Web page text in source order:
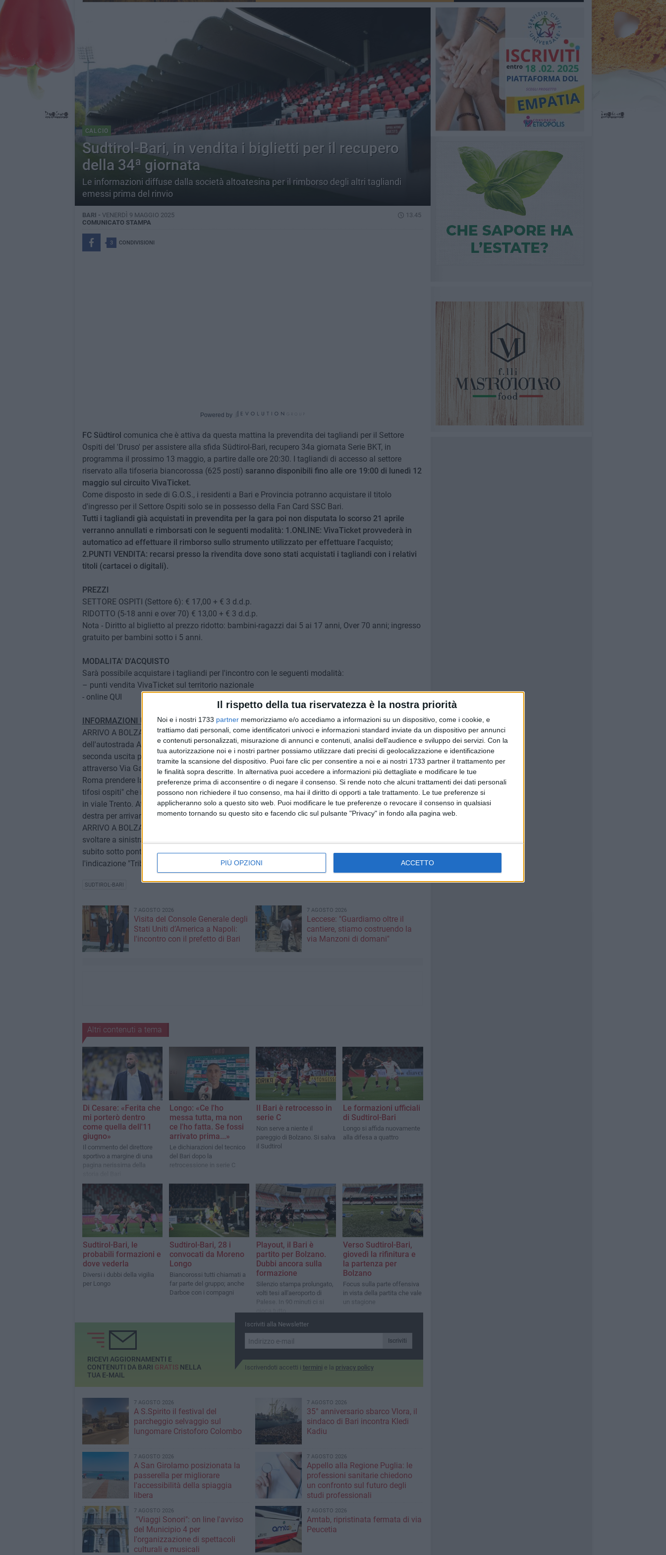
Il rispetto della tua riservatezza è la nostra priorità
Noi e i nostri 1733 partner memorizziamo e/o accediamo a informazioni su un dispositivo, come i cookie, e
trattiamo dati personali, come identificatori univoci e informazioni standard inviate da un dispositivo per annunci
e contenuti personalizzati, misurazione di annunci e contenuti, analisi dell'audience e sviluppo dei servizi. Con la
tua autorizzazione noi e i nostri partner possiamo utilizzare dati precisi di geolocalizzazione e identificazione
tramite la scansione del dispositivo. Puoi fare clic per consentire a noi e ai nostri 1733 partner il trattamento per
le finalità sopra descritte. In alternativa puoi accedere a informazioni più dettagliate e modificare le tue
preferenze prima di acconsentire o di negare il consenso. Si rende noto che alcuni trattamenti dei dati personali
possono non richiedere il tuo consenso, ma hai il diritto di opporti a tale trattamento. Le tue preferenze si
applicheranno solo a questo sito web. Puoi modificare le tue preferenze o revocare il consenso in qualsiasi
momento tornando su questo sito e facendo clic sul pulsante "Privacy" in fondo alla pagina web.
PIÙ OPZIONI ACCETTO
CALCIO
Sudtirol-Bari, in vendita i biglietti per il recupero
della 34ª giornata
Le informazioni diffuse dalla società altoatesina per il rimborso degli altri tagliandi
emessi prima del rinvio
BARI - VENERDÌ 9 MAGGIO 2025
13.45
COMUNICATO STAMPA
3 CONDIVISIONI
Powered by
FC Südtirol comunica che è attiva da questa mattina la prevendita dei tagliandi per il Settore
Ospiti del 'Druso' per assistere alla sfida Südtirol-Bari, recupero 34a giornata Serie BKT, in
programma il prossimo 13 maggio, a partire dalle ore 20:30. I tagliandi di accesso al settore
riservato alla tifoseria biancorossa (625 posti) saranno disponibili fino alle ore 19:00 di lunedì 12
maggio sul circuito VivaTicket.
Come disposto in sede di G.O.S., i residenti a Bari e Provincia potranno acquistare il titolo
d'ingresso per il Settore Ospiti solo se in possesso della Fan Card SSC Bari.
Tutti i tagliandi già acquistati in prevendita per la gara poi non disputata lo scorso 21 aprile
verranno annullati e rimborsati con le seguenti modalità: 1.ONLINE: VivaTicket provvederà in
automatico ad effettuare il rimborso sullo strumento utilizzato per effettuare l'acquisto;
2.PUNTI VENDITA: recarsi presso la rivendita dove sono stati acquistati i tagliandi con i relativi
titoli (cartacei o digitali).
PREZZI
SETTORE OSPITI (Settore 6): € 17,00 + € 3 d.d.p.
RIDOTTO (5-18 anni e over 70) € 13,00 + € 3 d.d.p.
Nota - Diritto al biglietto al prezzo ridotto: bambini-ragazzi dai 5 ai 17 anni, Over 70 anni; ingresso
gratuito per bambini sotto i 5 anni.
MODALITA' D'ACQUISTO
Sarà possibile acquistare i tagliandi per l'incontro con le seguenti modalità:
– punti vendita VivaTicket sul territorio nazionale
- online QUI
INFORMAZIONI UTILI AI TIFOSI OSPITI
ARRIVO A BOLZANO IN PULLMAN e AUTO (parcheggio viale Trento): uscire al casello
dell'autostrada A22 di Bolzano Sud, proseguire lungo in via Torricelli, alla rotonda prendere la
seconda uscita per immettersi in via Pacinotti, al successivo incrocio proseguire a sinistra
attraverso Via Galileo Galilei, quindi seguendo le indicazioni "Tifosi ospiti", alla rotonda di Ponte
Roma prendere la terza uscita a destra (prima del ponte) seguendo il cartello giallo "Parcheggio
tifosi ospiti" che indica il raggiungimento della destinazione per il parcheggio di auto e/o pullman
in viale Trento. Attraversare quindi il ponte pedonale sull'Isarco, imboccare la pista ciclabile a
destra per arrivare allo stadio 'Druso'.
ARRIVO A BOLZANO IN TRENO: scendere alla stazione ferroviaria Bolzano-Bozen, all'uscita
svoltare a sinistra e proseguire sempre dritti lungo via Garibaldi, Piazza Verdi, via Marconi e,
subito sotto ponte Druso imboccare la via pedonabile accanto alla pista ciclabile e seguire
l'indicazione "Tribuna Ospiti" Stadio Druso.
SUDTIROL-BARI
7 AGOSTO 2026
Visita del Console Generale degli
Stati Uniti d’America a Napoli:
l'incontro con il prefetto di Bari
7 AGOSTO 2026
Leccese: "Guardiamo oltre il
cantiere, stiamo costruendo la
via Manzoni di domani"
Altri contenuti a tema
Di Cesare: «Ferita che
mi porterò dentro
come quella dell'11
giugno»
Il commento del direttore
sportivo a margine di una
pagina nerissima della
Longo: «Ce l'ho
messa tutta, ma non
ce l'ho fatta. Se fossi
arrivato prima...»
Le dichiarazioni del tecnico
del Bari dopo la
retrocessione in serie C
Il Bari è retrocesso in
serie C
Non serve a niente il
pareggio di Bolzano. Si salva
il Sudtirol
Le formazioni ufficiali
di Sudtirol-Bari
Longo si affida nuovamente
alla difesa a quattro
Sudtirol-Bari, le
probabili formazioni e
dove vederla
Diversi i dubbi della vigilia
per Longo
Sudtirol-Bari, 28 i
convocati da Moreno
Longo
Biancorossi tutti chiamati a
far parte del gruppo; anche
Darboe con i compagni
Playout, il Bari è
partito per Bolzano.
Dubbi ancora sulla
formazione
Silenzio stampa prolungato,
volti tesi all'aeroporto di
Palese. In 90 minuti ci si
gioca tutto
Verso Sudtirol-Bari,
giovedì la rifinitura e
la partenza per
Bolzano
Focus sulla parte offensiva
in vista della partita che vale
un stagione
Iscriviti alla Newsletter
Iscriviti
Iscrivendoti accetti i termini e la privacy policy
RICEVI AGGIORNAMENTI E
CONTENUTI DA BARI GRATISNELLA
TUA E-MAIL
7 AGOSTO 2026
A S.Spirito il festival del
parcheggio selvaggio sul
lungomare Cristoforo Colombo
7 AGOSTO 2026
35° anniversario sbarco Vlora, il
sindaco di Bari incontra Kledi
Kadiu
7 AGOSTO 2026
A San Girolamo posizionata la
passerella per migliorare
l'accessibilità della spiaggia
libera
7 AGOSTO 2026
Appello alla Regione Puglia: le
professioni sanitarie chiedono
un confronto sul futuro degli
studi professionali
7 AGOSTO 2026
"Viaggi Sonori": on line l'avviso
del Municipio 4 per
l'organizzazione di spettacoli
culturali e musicali
7 AGOSTO 2026
Amtab, ripristinata fermata di via
Peucetia